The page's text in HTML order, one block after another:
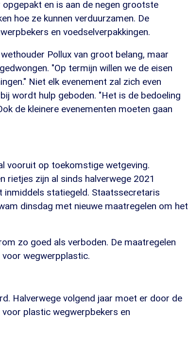
en is aan de negen grootste
hoe ze kunnen verduurzamen. De
en voedselverpakkingen.
Pollux van groot belang, maar
"Op termijn willen we de eisen
Niet elk evenement zal zich even
wordt hulp geboden. "Het is de bedoeling
de kleinere evenementen moeten gaan
vooruit op toekomstige wetgeving.
rietjes zijn al sinds halverwege 2021
inmiddels statiegeld. Staatssecretaris
dinsdag met nieuwe maatregelen om het
zo goed als verboden. De maatregelen
wegwerpplastic.
Halverwege volgend jaar moet er door de
plastic wegwerpbekers en